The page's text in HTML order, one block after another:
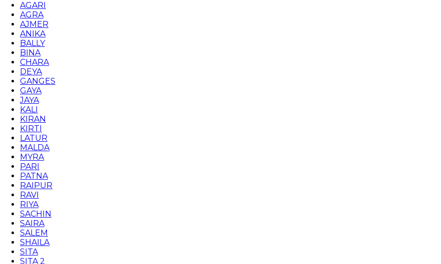
AGARI
AGRA
AJMER
ANIKA
BALLY
BINA
CHARA
DEYA
GANGES
GAYA
JAYA
KALI
KIRAN
KIRTI
LATUR
MALDA
MYRA
PARI
PATNA
RAIPUR
RAVI
RIYA
SACHIN
SAIRA
SALEM
SHAILA
SITA
SITA 2